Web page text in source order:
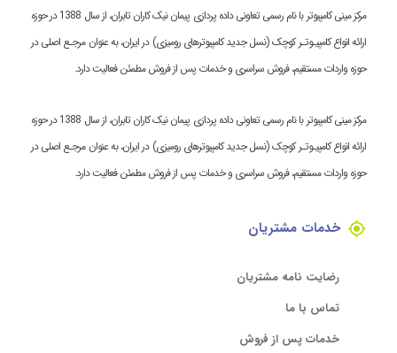
مرکز مینی کامپیوتر با نام رسمی تعاونی داده پردازی پیمان نیک کاران تابران، از سال 1388 در حوزه
ارائه انواع کامپیـوتـر کوچک (نسل جدید کامپیوترهای رومیزی) در ایران، به عنوان مرجـع اصلی در
حوزه واردات مستقیم، فروش سراسری و خدمات پس از فروش مطمئن فعالیت دارد.
مرکز مینی کامپیوتر با نام رسمی تعاونی داده پردازی پیمان نیک کاران تابران، از سال 1388 در حوزه
ارائه انواع کامپیـوتـر کوچک (نسل جدید کامپیوترهای رومیزی) در ایران، به عنوان مرجـع اصلی در
حوزه واردات مستقیم، فروش سراسری و خدمات پس از فروش مطمئن فعالیت دارد.
خدمات مشتریان
رضایت نامه مشتریان
تماس با ما
خدمات پس از فروش